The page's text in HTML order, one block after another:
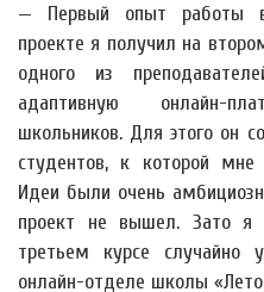
— Первый опыт работы в
проекте я получил на
одного из
адаптивную онлайн-
школьников. Для этого он
студентов, к которой мне
Идеи были очень
проект не вышел. Зато
третьем курсе случайно
онлайн-отделе школы